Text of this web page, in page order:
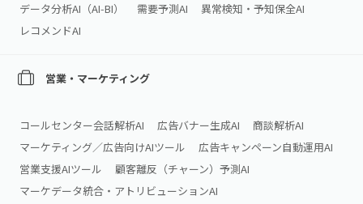
データ分析AI（AI‑BI） 需要予測AI
異常検知・予知保全AI
レコメンドAI
営業・マーケティング
コールセンター会話解析AI 広告バナー生成AI
商談解析AI
マーケティング／広告向けAIツール
広告キャンペーン自動運用AI
営業支援AIツール
顧客離反（チャーン）予測AI
マーケデータ統合・アトリビューションAI